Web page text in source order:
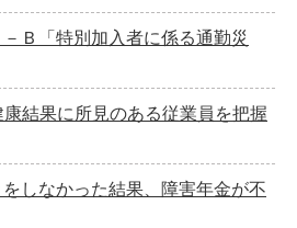
Ｂ「特別加入者に係る通勤災
結果に所見のある従業員を把握
しなかった結果、障害年金が不